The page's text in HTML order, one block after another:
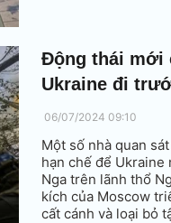
Động thái mới
Ukraine đi
06/07/2024 09:10
Một số nhà quan
hạn chế để Ukraine
Nga trên lãnh thổ
kích của Moscow
cất cánh và loại bỏ